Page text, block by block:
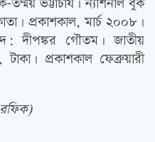
ভট্টাচার্য। ন্যাশনাল বুক
প্রকাশকাল, মার্চ ২০০৮।
গৌতম। জাতীয়
প্রকাশকাল ফেব্রুয়ারী